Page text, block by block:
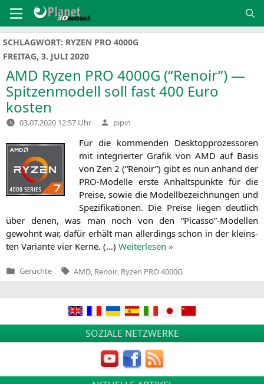
Inhalt
springen
SCHLAGWORT: RYZEN PRO 4000G
FREITAG, 3. JULI 2020
AMD Ryzen PRO 4000G (“Renoir”) —
Spitzenmodell soll fast 400 Euro
kosten
03.07.2020 12:57 Uhr Verfasst
von
pipin
Für die kom­men­den Desk­top­pro­zes­so­ren
mit inte­grier­ter Gra­fik von AMD auf Basis
von Zen 2 (“Renoir”) gibt es nun anhand der
PRO-Model­le ers­te Anhalts­punk­te für die
Prei­se, sowie die Modell­be­zeich­nun­gen und
Spe­zi­fi­ka­tio­nen. Die Prei­se lie­gen deut­lich
über denen, was man noch von den “Picasso”-Modellen
gewohnt war, dafür erhält man aller­dings schon in der kleins­
ten Vari­an­te vier Ker­ne. (…) Wei­ter­le­sen »
Veröffentlicht
in
Gerüchte Tags:
AMD Renoir Ryzen PRO 4000G
SOZIALE NETZWERKE